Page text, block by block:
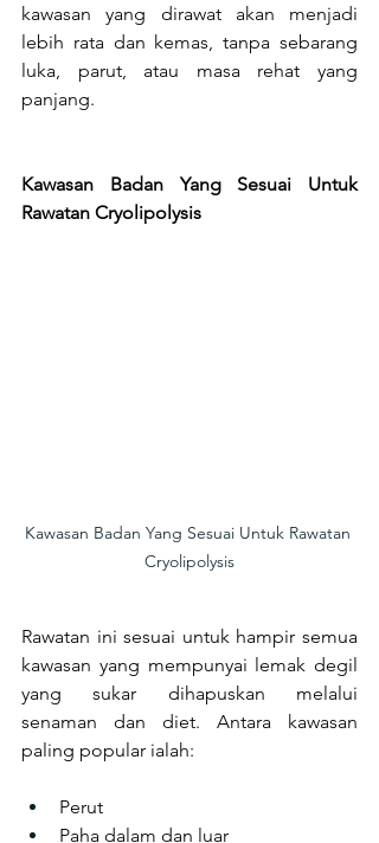
kawasan yang dirawat akan menjadi
lebih rata dan kemas, tanpa sebarang
luka, parut, atau masa rehat yang
panjang.
Kawasan Badan Yang Sesuai Untuk
Rawatan Cryolipolysis
Kawasan Badan Yang Sesuai Untuk Rawatan
Cryolipolysis
Rawatan ini sesuai untuk hampir semua
kawasan yang mempunyai lemak degil
yang sukar dihapuskan melalui
senaman dan diet. Antara kawasan
paling popular ialah:
Perut
Paha dalam dan luar